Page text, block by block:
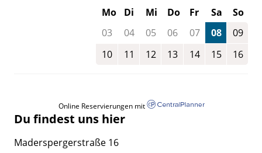
Mo
Di Mi Do Fr Sa
So
03
04 05 06 07 08
09
10
11 12 13 14 15 16
Online Reservierungen mit
Du findest uns hier
Maderspergerstraße 16